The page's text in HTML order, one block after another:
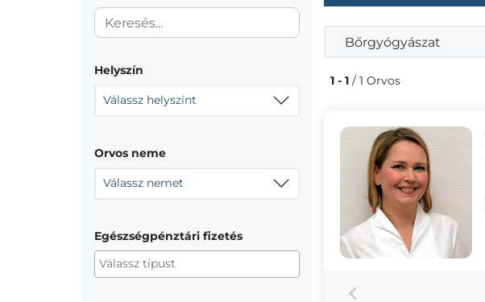
Helyszín
Válassz helyszínt
Orvos neme
Válassz nemet
Egészségpénztári fizetés
Bőrgyógyászat
1 - 1 / 1 Orvos